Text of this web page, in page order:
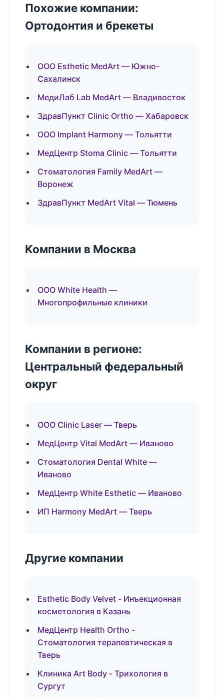
Похожие компании:
Ортодонтия и брекеты
ООО Esthetic MedArt — Южно-
Сахалинск
МедиЛаб Lab MedArt — Владивосток
ЗдравПункт Clinic Ortho — Хабаровск
ООО Implant Harmony — Тольятти
МедЦентр Stoma Clinic — Тольятти
Стоматология Family MedArt —
Воронеж
ЗдравПункт MedArt Vital — Тюмень
Компании в Москва
ООО White Health —
Многопрофильные клиники
Компании в регионе:
Центральный федеральный
округ
ООО Clinic Laser — Тверь
МедЦентр Vital MedArt — Иваново
Стоматология Dental White —
Иваново
МедЦентр White Esthetic — Иваново
ИП Harmony MedArt — Тверь
Другие компании
Esthetic Body Velvet - Инъекционная
косметология в Казань
МедЦентр Health Ortho -
Стоматология терапевтическая в
Тверь
Клиника Art Body - Трихология в
Сургут